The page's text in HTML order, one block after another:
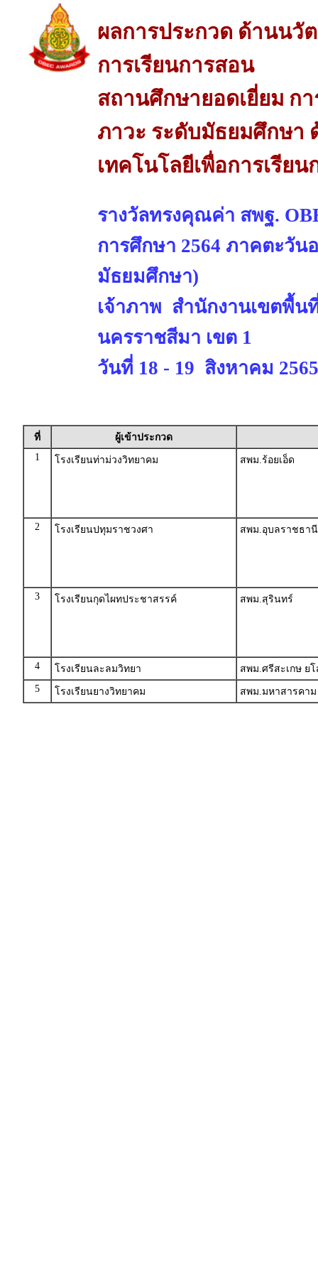
ผลการประกวด ด้านนวั
การเรียนการสอน
สถานศึกษายอดเยี่ยม ก
ภาวะ ระดับมัธยมศึกษา
เทคโนโลยีเพื่อการเรีย
รางวัลทรงคุณค่า สพฐ.
การศึกษา 2564 ภาคตะวัน
มัธยมศึกษา)
เจ้าภาพ สำนักงานเขตพื้น
นครราชสีมา เขต 1
วันที่ 18 - 19 สิงหาคม 2565
ที่
ผู้เข้าประกวด
1
โรงเรียนท่าม่วงวิทยาคม สพม.ร้อยเอ็ด
2 โรงเรียนปทุมราชวงศา สพม.อุบลราชธา
3 โรงเรียนกุดไผทประชาสรรค์ สพม.สุรินทร์
4 โรงเรียนละลมวิทยา
สพม.ศรีสะเกษ ย
5
โรงเรียนยางวิทยาคม สพม.มหาสารคาม